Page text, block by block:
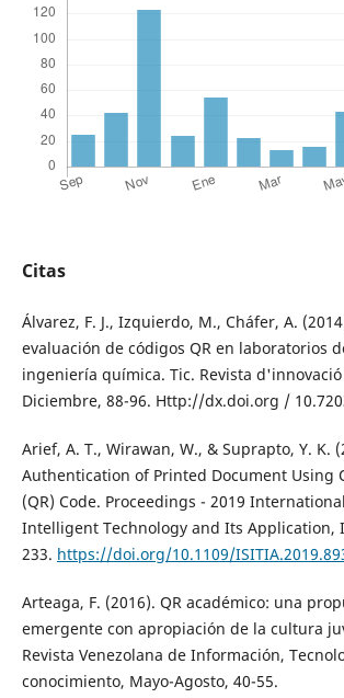
Citas
Álvarez, F. J., Izquierdo, M., Cháfer, A.
evaluación de códigos QR en laboratorios
ingeniería química. Tic. Revista
Diciembre, 88-96. Http://dx.doi.org /
Arief, A. T., Wirawan, W., & Suprapto, Y. K.
Authentication of Printed Document Using
(QR) Code. Proceedings - 2019
Intelligent Technology and Its Application,
233. https://doi.org/10.1109/
Arteaga, F. (2016). QR académico: una
emergente con apropiación de la cultura
Revista Venezolana de Información,
conocimiento, Mayo-Agosto, 40-55.